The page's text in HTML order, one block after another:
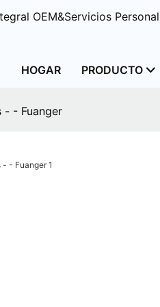
OEM&Servicios
HOGAR PRODUCTO
- - Fuanger